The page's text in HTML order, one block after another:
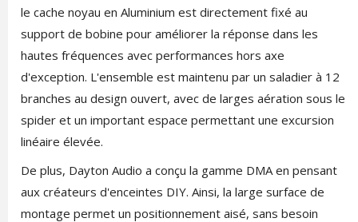
le cache noyau en Aluminium est directement fixé au
support de bobine pour améliorer la réponse dans les
hautes fréquences avec performances hors axe
d'exception. L'ensemble est maintenu par un saladier à 12
branches au design ouvert, avec de larges aération sous le
spider et un important espace permettant une excursion
linéaire élevée.
De plus, Dayton Audio a conçu la gamme DMA en pensant
aux créateurs d'enceintes DIY. Ainsi, la large surface de
montage permet un positionnement aisé, sans besoin